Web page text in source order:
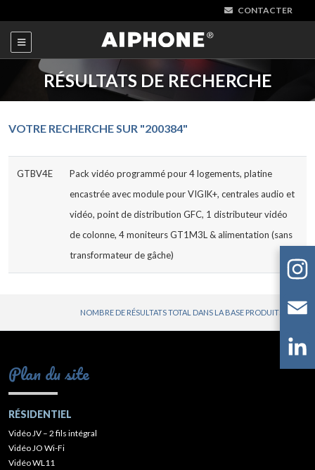
CONTACTER
RÉSULTATS DE RECHERCHE
VOTRE RECHERCHE SUR "200384"
GTBV4E
Pack vidéo programmé pour 4 logements, platine
encastrée avec module pour VIGIK+, centrales audio et
vidéo, point de distribution GFC, 1 distributeur vidéo
de colonne, 4 moniteurs GT1M3L & alimentation (sans
transformateur de gâche)
NOMBRE DE RÉSULTATS TOTAL DANS LA BASE PRODUITS : 1
Plan du site
RÉSIDENTIEL
Vidéo JV – 2 fils intégral
Vidéo JO Wi-Fi
Vidéo WL11